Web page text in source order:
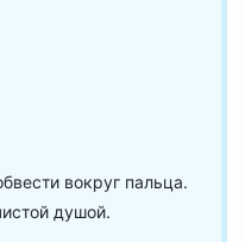
вокруг пальца.
душой.